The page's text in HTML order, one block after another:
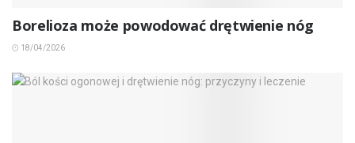
Borelioza może powodować drętwienie nóg
18/04/2026